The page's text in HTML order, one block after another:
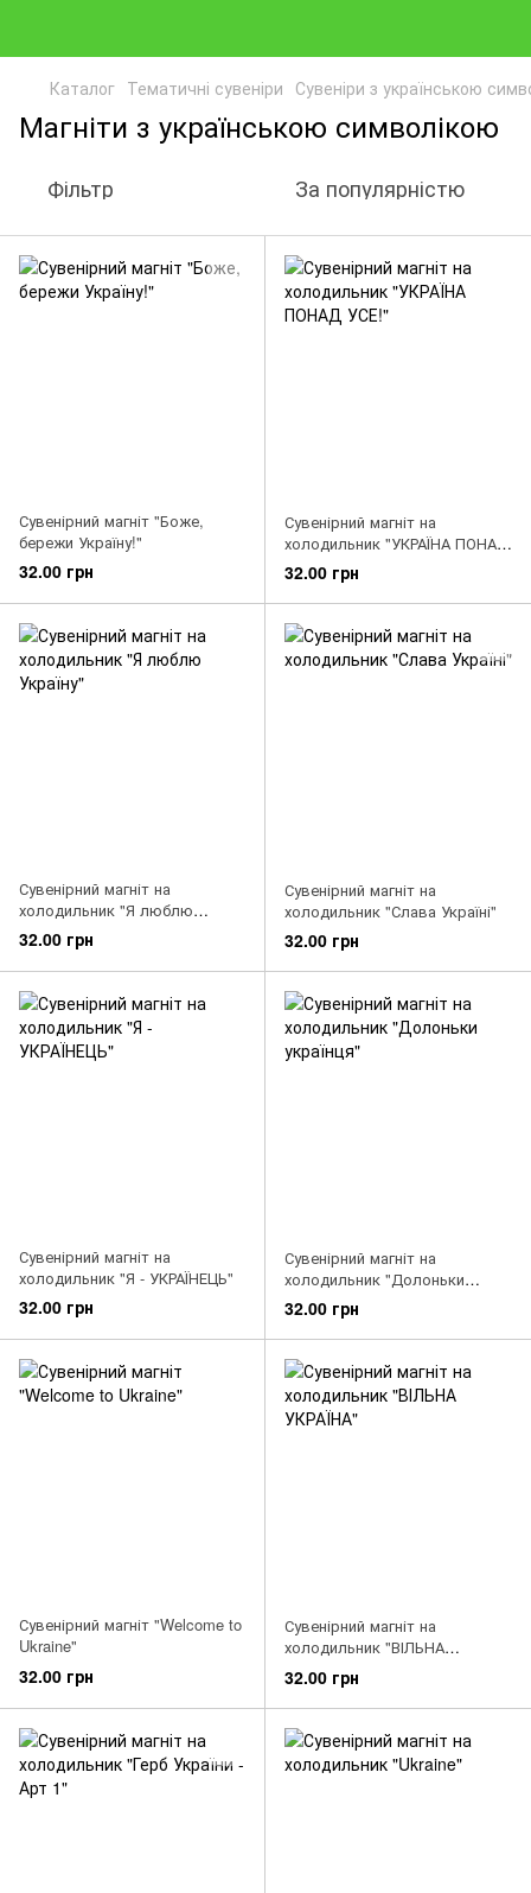
Каталог Тематичні сувеніри Сувеніри з українською
Магніти з українською символікою
Фільтр За популярністю
Сувенірний магніт "Боже,
бережи Україну!"
32.00 грн
Сувенірний магніт на
холодильник "УКРАЇНА ПОНАД
УСЕ!"
32.00 грн
Сувенірний магніт на
холодильник "Я люблю
Україну"
32.00 грн
Сувенірний магніт на
холодильник "Слава Україні"
32.00 грн
Сувенірний магніт на
холодильник "Я - УКРАЇНЕЦЬ"
32.00 грн
Сувенірний магніт на
холодильник "Долоньки
українця"
32.00 грн
Сувенірний магніт "Welcome to
Ukraine"
32.00 грн
Сувенірний магніт на
холодильник "ВІЛЬНА
УКРАЇНА"
32.00 грн